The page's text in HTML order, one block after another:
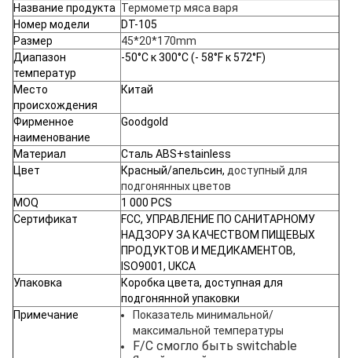
Название продукта Термометр мяса варя
Номер модели
DT-105
Размер
45*20*170mm
Диапазон
температур
-50°C к 300°C(- 58°F к 572°F)
Место
происхождения
Китай
Фирменное
наименование
Goodgold
Материал
Сталь ABS+stainless
Цвет
Красный/апельсин, доступный для
подгонянных цветов
MOQ
1 000 PCS
Сертификат
FCC, УПРАВЛЕНИЕ ПО САНИТАРНОМУ
НАДЗОРУ ЗА КАЧЕСТВОМ ПИЩЕВЫХ
ПРОДУКТОВ И МЕДИКАМЕНТОВ,
ISO9001, UKCA
Упаковка
Коробка цвета, доступная для
подгонянной упаковки
Примечание
Показатель минимальной/
максимальной температуры
F/C смогло быть switchable